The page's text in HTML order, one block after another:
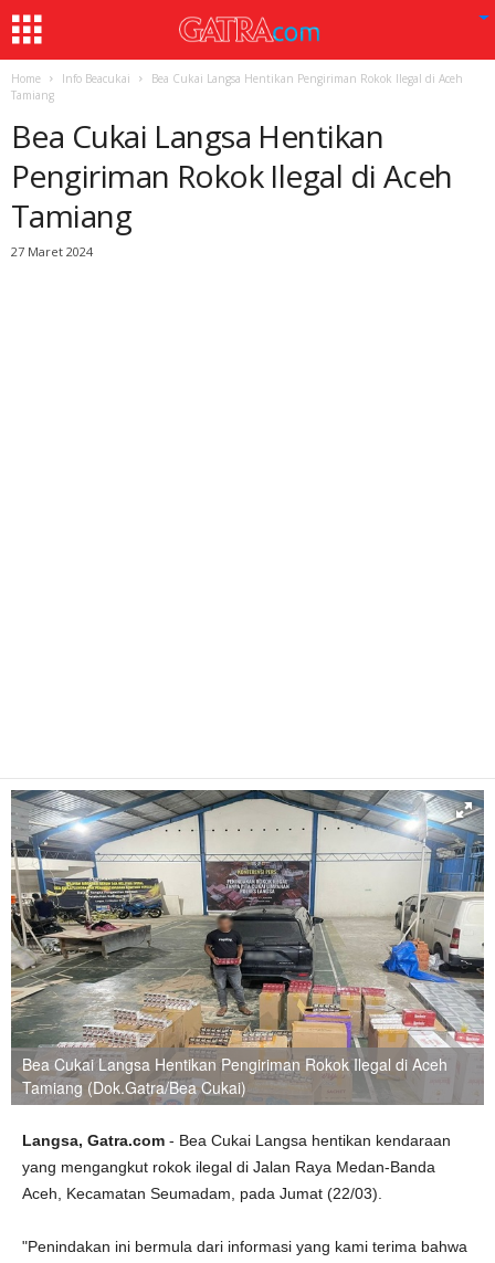
Home Info Beacukai
Bea Cukai Langsa Hentikan Pengiriman Rokok Ilegal di Aceh
Tamiang
Bea Cukai Langsa Hentikan
Pengiriman Rokok Ilegal di Aceh
Tamiang
27 Maret 2024
Bea Cukai Langsa Hentikan Pengiriman Rokok Ilegal di Aceh
Tamiang (Dok.Gatra/Bea Cukai)
Langsa, Gatra.com - Bea Cukai Langsa hentikan kendaraan
yang mengangkut rokok ilegal di Jalan Raya Medan-Banda
Aceh, Kecamatan Seumadam, pada Jumat (22/03).
"Penindakan ini bermula dari informasi yang kami terima bahwa